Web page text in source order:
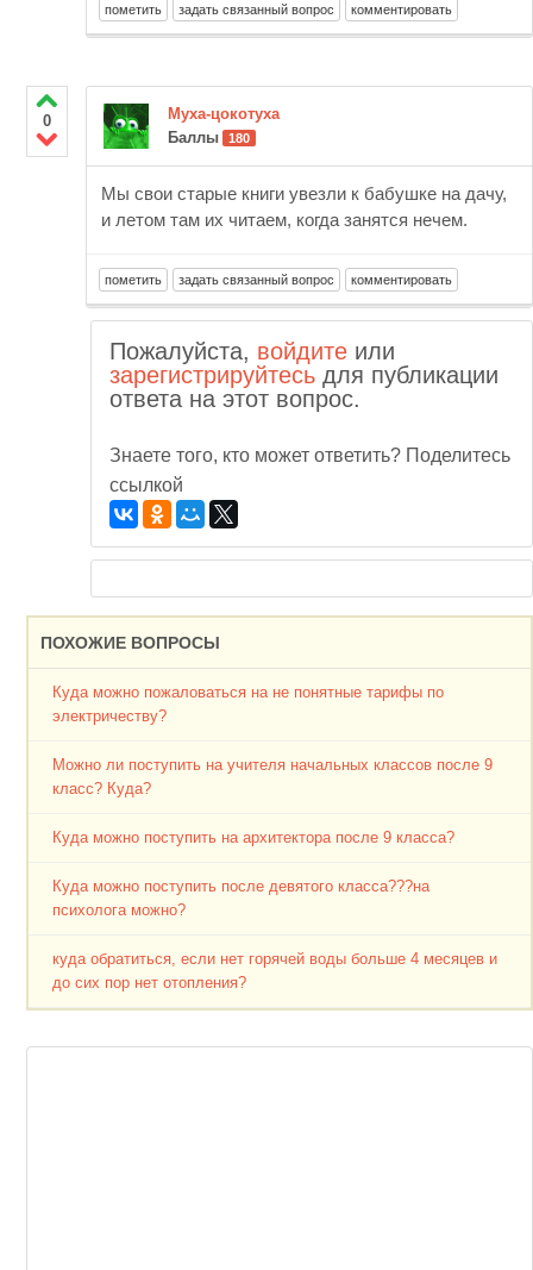
0
Муха-цокотуха
Баллы
180
Мы свои старые книги увезли к бабушке на дачу,
и летом там их читаем, когда занятся нечем.
Пожалуйста, войдите или
зарегистрируйтесь для публикации
ответа на этот вопрос.
Знаете того, кто может ответить? Поделитесь
ссылкой
ПОХОЖИЕ ВОПРОСЫ
Куда можно пожаловаться на не понятные тарифы по
электричеству?
Можно ли поступить на учителя начальных классов после 9
класс? Куда?
Куда можно поступить на архитектора после 9 класса?
Куда можно поступить после девятого класса???на
психолога можно?
куда обратиться, если нет горячей воды больше 4 месяцев и
до сих пор нет отопления?